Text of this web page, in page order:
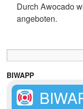
Durch Awocado
angeboten.
BIWAPP